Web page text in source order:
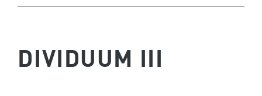
DIVIDUUM III